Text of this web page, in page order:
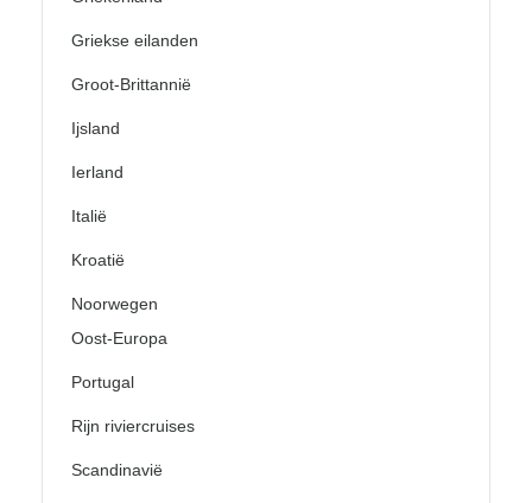
Griekse eilanden
Groot-Brittannië
Ijsland
Ierland
Italië
Kroatië
Noorwegen
Oost-Europa
Portugal
Rijn riviercruises
Scandinavië